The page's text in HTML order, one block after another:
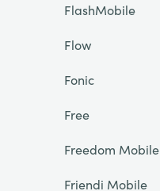
FlashMobile
Flow
Fonic
Free
Freedom Mobile
Friendi Mobile